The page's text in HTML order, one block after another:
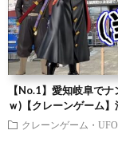
【No.1】愛知岐阜で
ｗ)【クレーンゲーム
クレーンゲーム・